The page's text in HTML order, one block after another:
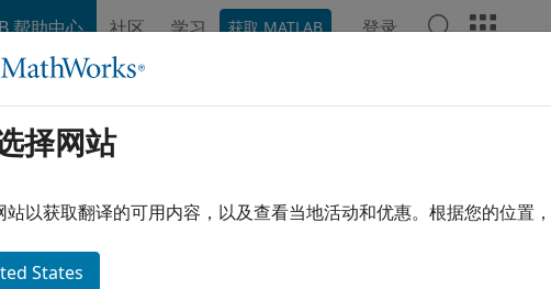
帮助中心 社区 学习 获取 MATLAB 登录
查找并消除代码中的瓶颈
以简单、易读的方式编写您的代码，特别是对
性能。然后，如果速度不佳，您可以测量代码
择网站
站以获取翻译的可用内容，以及查看当地活动和优惠。根据您的位置
States